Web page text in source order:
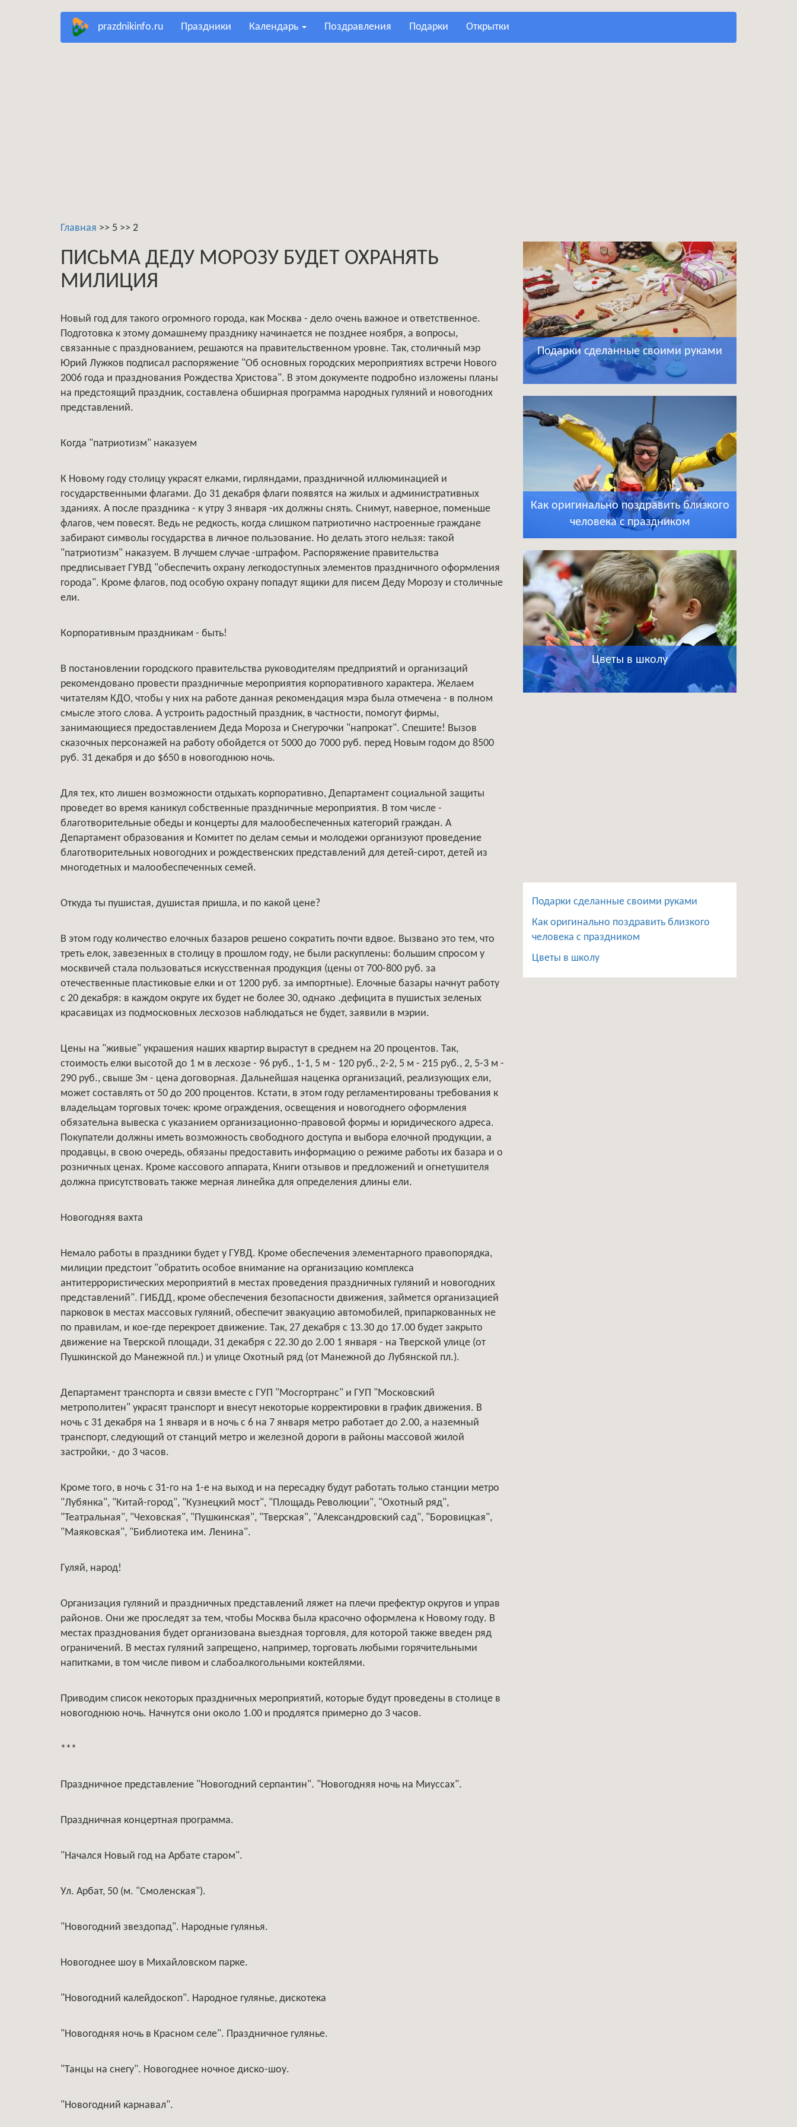
prazdnikinfo.ru праздники календарь поздравления подарки открытки
Главная >> 5 >> 2
ПИСЬМА ДЕДУ МОРОЗУ БУДЕТ ОХРАНЯТЬ
МИЛИЦИЯ
Новый год для такого огромного города, как Москва - дело очень важное и ответственное.
Подготовка к этому домашнему празднику начинается не позднее ноября, а вопросы,
связанные с празднованием, решаются на правительственном уровне. Так, столичный мэр
Юрий Лужков подписал распоряжение "Об основных городских мероприятиях встречи Нового
2006 года и празднования Рождества Христова". В этом документе подробно изложены планы
на предстоящий праздник, составлена обширная программа народных гуляний и новогодних
представлений.
Когда "патриотизм" наказуем
К Новому году столицу украсят елками, гирляндами, праздничной иллюминацией и
государственными флагами. До 31 декабря флаги появятся на жилых и административных
зданиях. А после праздника - к утру 3 января -их должны снять. Снимут, наверное, поменьше
флагов, чем повесят. Ведь не редкость, когда слишком патриотично настроенные граждане
забирают символы государства в личное пользование. Но делать этого нельзя: такой
"патриотизм" наказуем. В лучшем случае -штрафом. Распоряжение правительства
предписывает ГУВД "обеспечить охрану легкодоступных элементов праздничного оформления
города". Кроме флагов, под особую охрану попадут ящики для писем Деду Морозу и столичные
ели.
Корпоративным праздникам - быть!
В постановлении городского правительства руководителям предприятий и организаций
рекомендовано провести праздничные мероприятия корпоративного характера. Желаем
читателям КДО, чтобы у них на работе данная рекомендация мэра была отмечена - в полном
смысле этого слова. А устроить радостный праздник, в частности, помогут фирмы,
занимающиеся предоставлением Деда Мороза и Снегурочки "напрокат". Спешите! Вызов
сказочных персонажей на работу обойдется от 5000 до 7000 руб. перед Новым годом до 8500
руб. 31 декабря и до $650 в новогоднюю ночь.
Для тех, кто лишен возможности отдыхать корпоративно, Департамент социальной защиты
проведет во время каникул собственные праздничные мероприятия. В том числе -
благотворительные обеды и концерты для малообеспеченных категорий граждан. А
Департамент образования и Комитет по делам семьи и молодежи организуют проведение
благотворительных новогодних и рождественских представлений для детей-сирот, детей из
многодетных и малообеспеченных семей.
Откуда ты пушистая, душистая пришла, и по какой цене?
В этом году количество елочных базаров решено сократить почти вдвое. Вызвано это тем, что
треть елок, завезенных в столицу в прошлом году, не были раскуплены: большим спросом у
москвичей стала пользоваться искусственная продукция (цены от 700-800 руб. за
отечественные пластиковые елки и от 1200 руб. за импортные). Елочные базары начнут работу
с 20 декабря: в каждом округе их будет не более 30, однако .дефицита в пушистых зеленых
красавицах из подмосковных лесхозов наблюдаться не будет, заявили в мэрии.
Цены на "живые" украшения наших квартир вырастут в среднем на 20 процентов. Так,
стоимость елки высотой до 1 м в лесхозе - 96 руб., 1-1, 5 м - 120 руб., 2-2, 5 м - 215 руб., 2, 5-3 м -
290 руб., свыше 3м - цена договорная. Дальнейшая наценка организаций, реализующих ели,
может составлять от 50 до 200 процентов. Кстати, в этом году регламентированы требования к
владельцам торговых точек: кроме ограждения, освещения и новогоднего оформления
обязательна вывеска с указанием организационно-правовой формы и юридического адреса.
Покупатели должны иметь возможность свободного доступа и выбора елочной продукции, а
продавцы, в свою очередь, обязаны предоставить информацию о режиме работы их базара и о
розничных ценах. Кроме кассового аппарата, Книги отзывов и предложений и огнетушителя
должна присутствовать также мерная линейка для определения длины ели.
Новогодняя вахта
Немало работы в праздники будет у ГУВД. Кроме обеспечения элементарного правопорядка,
милиции предстоит "обратить особое внимание на организацию комплекса
антитеррористических мероприятий в местах проведения праздничных гуляний и новогодних
представлений". ГИБДД, кроме обеспечения безопасности движения, займется организацией
парковок в местах массовых гуляний, обеспечит эвакуацию автомобилей, припаркованных не
по правилам, и кое-где перекроет движение. Так, 27 декабря с 13.30 до 17.00 будет закрыто
движение на Тверской площади, 31 декабря с 22.30 до 2.00 1 января - на Тверской улице (от
Пушкинской до Манежной пл.) и улице Охотный ряд (от Манежной до Лубянской пл.).
Департамент транспорта и связи вместе с ГУП "Мосгортранс" и ГУП "Московский
метрополитен" украсят транспорт и внесут некоторые корректировки в график движения. В
ночь с 31 декабря на 1 января и в ночь с 6 на 7 января метро работает до 2.00, а наземный
транспорт, следующий от станций метро и железной дороги в районы массовой жилой
застройки, - до 3 часов.
Кроме того, в ночь с 31-го на 1-е на выход и на пересадку будут работать только станции метро
"Лубянка", "Китай-город", "Кузнецкий мост", "Площадь Революции", "Охотный ряд",
"Театральная", "Чеховская", "Пушкинская", "Тверская", "Александровский сад", "Боровицкая",
"Маяковская", "Библиотека им. Ленина".
Гуляй, народ!
Организация гуляний и праздничных представлений ляжет на плечи префектур округов и управ
районов. Они же проследят за тем, чтобы Москва была красочно оформлена к Новому году. В
местах празднования будет организована выездная торговля, для которой также введен ряд
ограничений. В местах гуляний запрещено, например, торговать любыми горячительными
напитками, в том числе пивом и слабоалкогольными коктейлями.
Приводим список некоторых праздничных мероприятий, которые будут проведены в столице в
новогоднюю ночь. Начнутся они около 1.00 и продлятся примерно до 3 часов.
***
Праздничное представление "Новогодний серпантин". "Новогодняя ночь на Миуссах".
Праздничная концертная программа.
"Начался Новый год на Арбате старом".
Ул. Арбат, 50 (м. "Смоленская").
"Новогодний звездопад". Народные гулянья.
Новогоднее шоу в Михайловском парке.
"Новогодний калейдоскоп". Народное гулянье, дискотека
"Новогодняя ночь в Красном селе". Праздничное гулянье.
"Танцы на снегу". Новогоднее ночное диско-шоу.
"Новогодний карнавал".
Подарки сделанные своими руками
Как оригинально поздравить близкого
человека с праздником
Цветы в школу
Подарки сделанные своими руками
Как оригинально поздравить близкого
человека с праздником
Цветы в школу